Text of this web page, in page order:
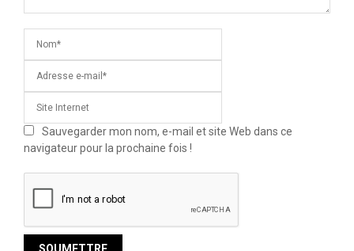
Sauvegarder mon nom, e-mail et site Web dans ce
navigateur pour la prochaine fois !